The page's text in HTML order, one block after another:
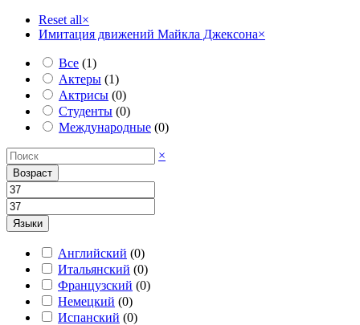
Reset all×
Имитация движений Майкла Джексона×
Все (1)
Актеры (1)
Актрисы (0)
Студенты (0)
Международные (0)
×
Возраст
Языки
Английский (0)
Итальянский (0)
Французский (0)
Немецкий (0)
Испанский (0)